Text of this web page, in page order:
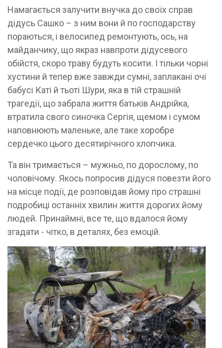
Намагається залучити внучка до своїх справ
дідусь Сашко – з ним вони й по господарству
пораються, і велосипед ремонтують, ось, на
майданчику, що якраз навпроти дідусевого
обійстя, скоро траву будуть косити. І тільки чорні
хустини й тепер вже завжди сумні, заплакані очі
бабусі Каті й тьоті Шури, яка в тій страшній
трагедії, що забрала життя батьків Андрійка,
втратила свого синочка Сергія, щемом і сумом
наповнюють маленьке, але таке хоробре
сердечко цього десятирічного хлопчика.
Та він тримається – мужньо, по дорослому, по
чоловічому. Якось попросив дідуся повезти його
на місце події, де розповідав йому про страшні
подробиці останніх хвилин життя дорогих йому
людей. Принаймні, все те, що вдалося йому
згадати - чітко, в деталях, без емоцій.